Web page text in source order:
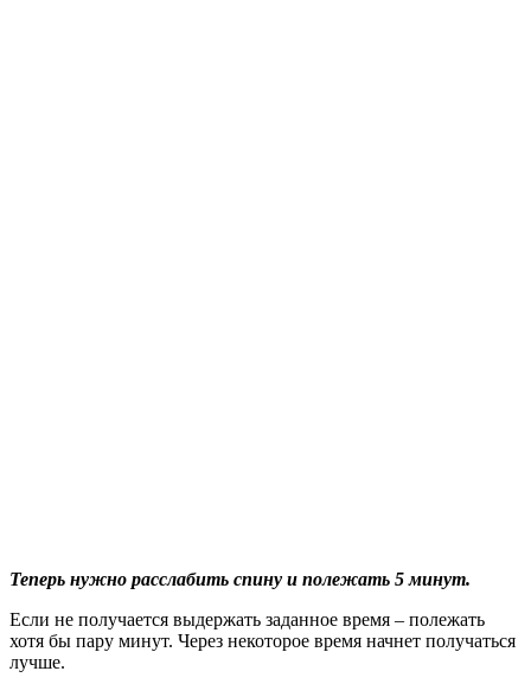
Теперь нужно расслабить спину и полежать 5 минут.
Если не получается выдержать заданное время – полежать
хотя бы пару минут. Через некоторое время начнет получаться
лучше.